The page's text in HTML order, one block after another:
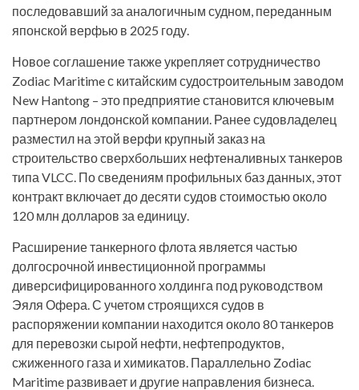
последовавший за аналогичным судном, переданным
японской верфью в 2025 году.
Новое соглашение также укрепляет сотрудничество
Zodiac Maritime с китайским судостроительным заводом
New Hantong – это предприятие становится ключевым
партнером лондонской компании. Ранее судовладелец
разместил на этой верфи крупный заказ на
строительство сверхбольших нефтеналивных танкеров
типа VLCC. По сведениям профильных баз данных, этот
контракт включает до десяти судов стоимостью около
120 млн долларов за единицу.
Расширение танкерного флота является частью
долгосрочной инвестиционной программы
диверсифицированного холдинга под руководством
Эяля Офера. С учетом строящихся судов в
распоряжении компании находится около 80 танкеров
для перевозки сырой нефти, нефтепродуктов,
сжиженного газа и химикатов. Параллельно Zodiac
Maritime развивает и другие направления бизнеса.